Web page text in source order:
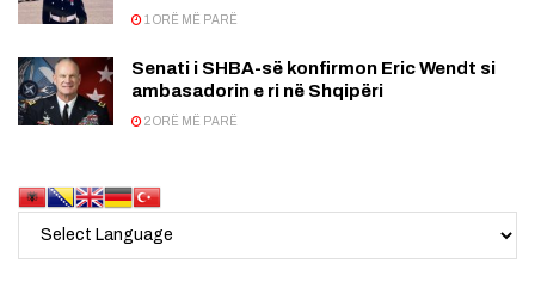
1 ORË MË PARË
Senati i SHBA-së konfirmon Eric Wendt si
ambasadorin e ri në Shqipëri
2 ORË MË PARË